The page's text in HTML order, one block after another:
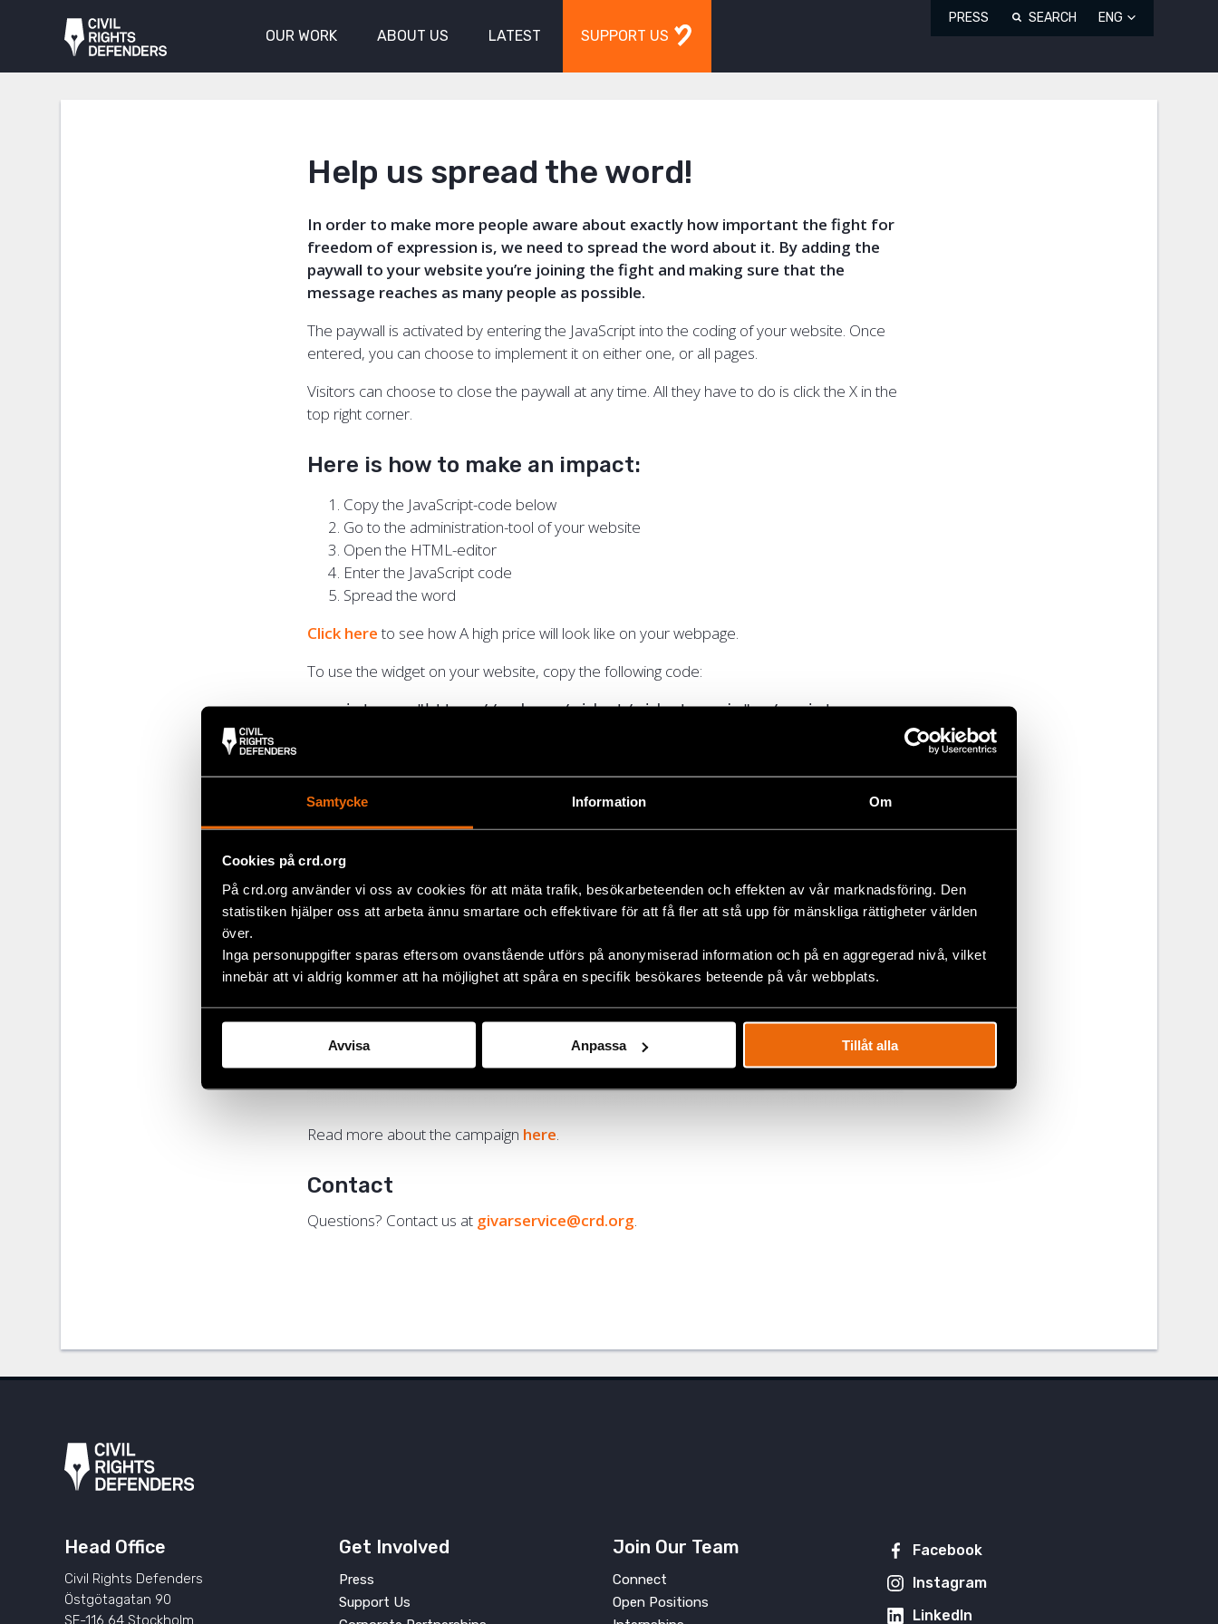
Samtycke Information Om
Cookies på crd.org
På crd.org använder vi oss av cookies för att mäta trafik, besökarbeteenden och effekten av vår marknadsföring. Den
statistiken hjälper oss att arbeta ännu smartare och effektivare för att få fler att stå upp för mänskliga rättigheter världen
över.
Inga personuppgifter sparas eftersom ovanstående utförs på anonymiserad information och på en aggregerad nivå, vilket
innebär att vi aldrig kommer att ha möjlighet att spåra en specifik besökares beteende på vår webbplats.
Avvisa Anpassa Tillåt alla
OUR WORK ABOUT US LATEST SUPPORT US
PRESS SEARCH ENG
Help us spread the word!
In order to make more people aware about exactly how important the fight for
freedom of expression is, we need to spread the word about it. By adding the
paywall to your website you’re joining the fight and making sure that the
message reaches as many people as possible.
The paywall is activated by entering the JavaScript into the coding of your website. Once
entered, you can choose to implement it on either one, or all pages.
Visitors can choose to close the paywall at any time. All they have to do is click the X in the
top right corner.
Here is how to make an impact:
Copy the JavaScript-code below
Go to the administration-tool of your website
Open the HTML-editor
Enter the JavaScript code
Spread the word
Click hereto see how A high price will look like on your webpage.
To use the widget on your website, copy the following code:
<script src="https://crd.org/widget/widget-en.js"></script>
Read more about the campaign here.
Contact
Questions? Contact us at givarservice@crd.org.
Head Office
Civil Rights Defenders
Östgötagatan 90
SE-116 64 Stockholm
Get Involved
Press
Support Us
Join Our Team
Connect
Open Positions
Facebook
Instagram
LinkedIn